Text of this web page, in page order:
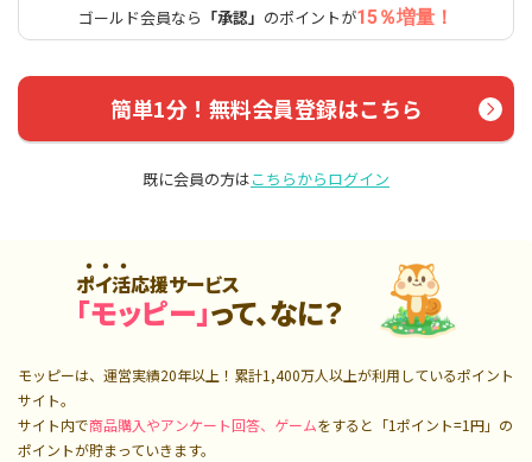
ゴールド会員なら 「承認」 のポイントが15％増量！
簡単1分！無料会員登録はこちら
既に会員の方はこちらからログイン
ポイ活応援サービス
「モッピー」って、なに？
モッピーは、運営実績20年以上！累計1,400万人以上が利用しているポイント
サイト。
サイト内で商品購入やアンケート回答、ゲームをすると「1ポイント=1円」の
ポイントが貯まっていきます。